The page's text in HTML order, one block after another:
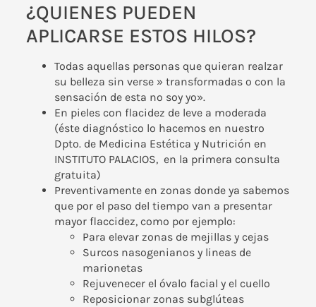
¿QUIENES PUEDEN
APLICARSE ESTOS HILOS?
Todas aquellas personas que quieran realzar
su belleza sin verse » transformadas o con la
sensación de esta no soy yo».
En pieles con flacidez de leve a moderada
(éste diagnóstico lo hacemos en nuestro
Dpto. de Medicina Estética y Nutrición en
INSTITUTO PALACIOS, en la primera consulta
gratuita)
Preventivamente en zonas donde ya sabemos
que por el paso del tiempo van a presentar
mayor flaccidez, como por ejemplo:
Para elevar zonas de mejillas y cejas
Surcos nasogenianos y lineas de
marionetas
Rejuvenecer el óvalo facial y el cuello
Reposicionar zonas subglúteas